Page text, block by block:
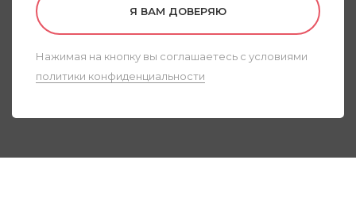
Я ВАМ ДОВЕРЯЮ
Нажимая на кнопку вы соглашаетесь с условиями
политики конфиденциальности